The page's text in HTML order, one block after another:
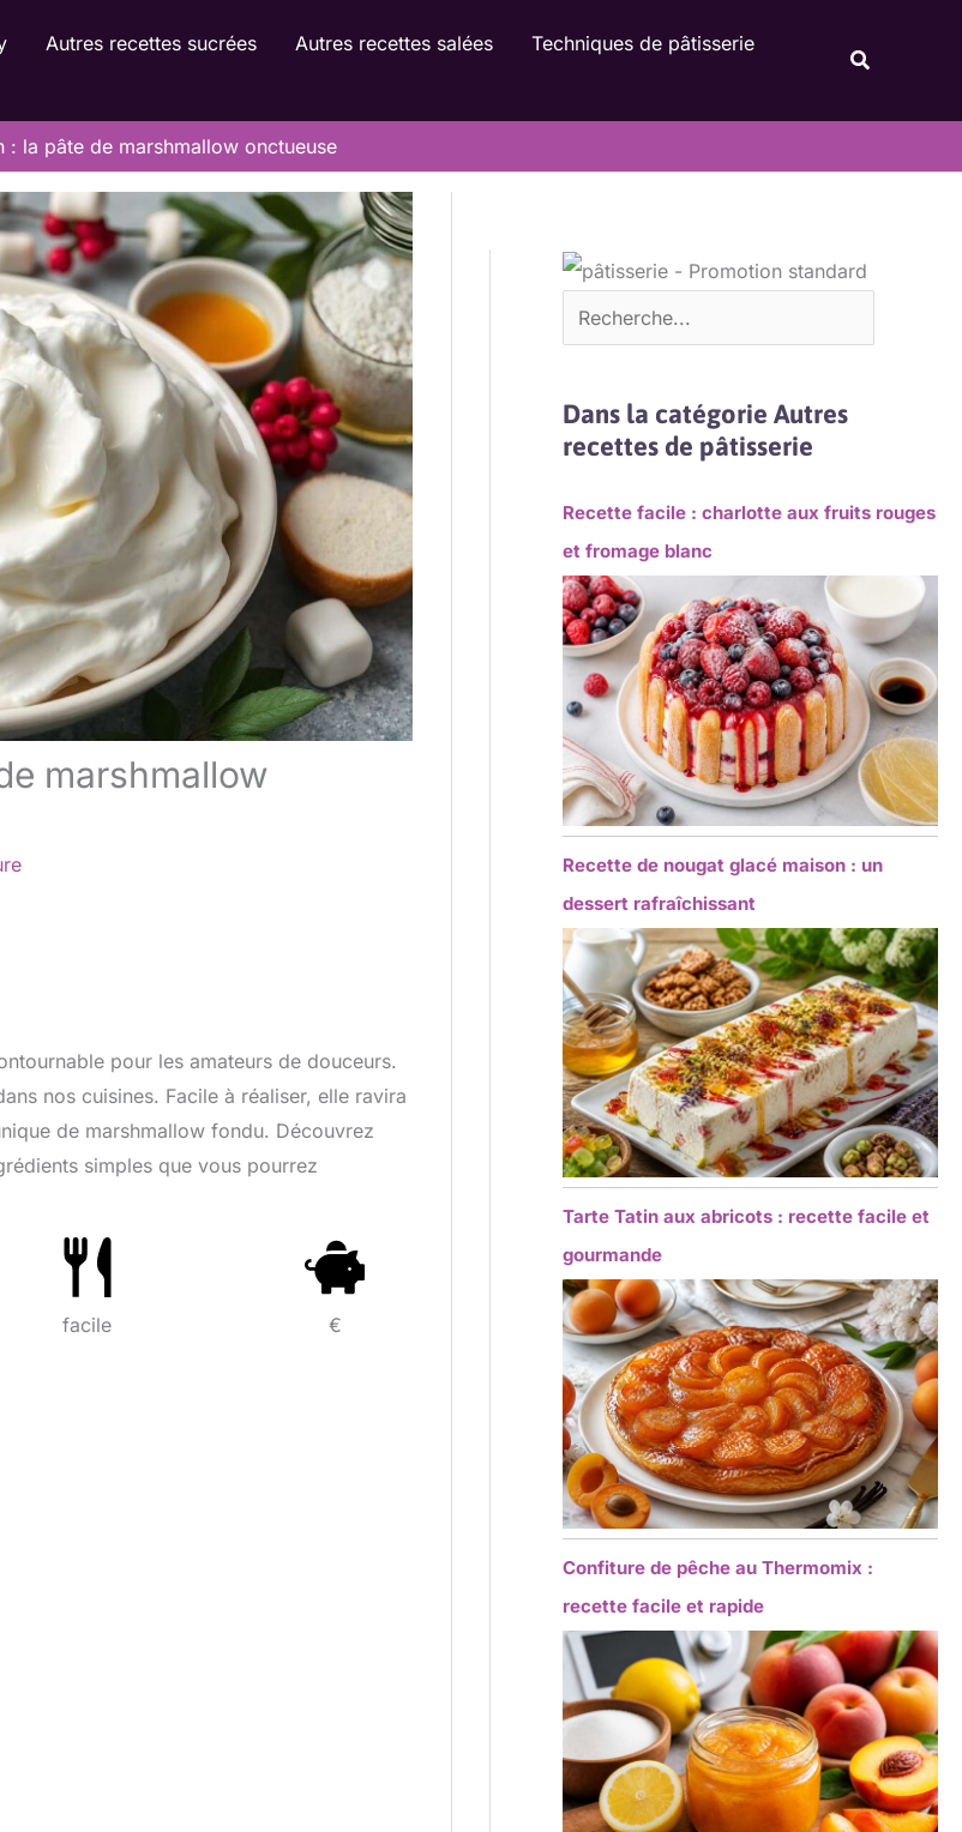
Autres recettes sucrées Autres recettes salées
Techniques de pâtisserie
: la pâte de marshmallow onctueuse
marshmallow
pour les amateurs de douceurs.
nos cuisines. Facile à réaliser, elle ravira
de marshmallow fondu. Découvrez
simples que vous pourrez
facile €
Dans la catégorie Autres
recettes de pâtisserie
Recette facile : charlotte aux fruits rouges
et fromage blanc
Recette de nougat glacé maison : un
dessert rafraîchissant
Tarte Tatin aux abricots : recette facile et
gourmande
Confiture de pêche au Thermomix :
recette facile et rapide